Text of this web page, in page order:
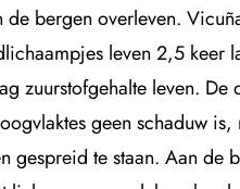
bergen overleven.
leven 2,5 keer
zuurstofgehalte leven.
geen schaduw
gespreid te staan. Aan de